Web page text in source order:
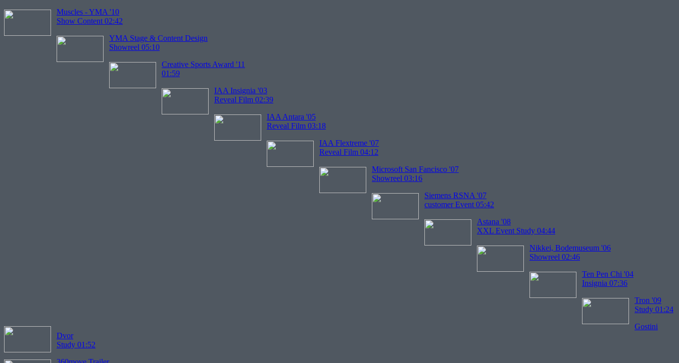
Muscles - YMA '10
Show Content 02:42
YMA Stage & Content Design
Showreel 05:10
Creative Sports Award '11
01:59
IAA Insignia '03
Reveal Film 02:39
IAA Antara '05
Reveal Film 03:18
IAA Flextreme '07
Reveal Film 04:12
Microsoft San Fancisco '07
Showreel 03:16
Siemens RSNA '07
customer Event 05:42
Astana '08
XXL Event Study 04:44
Nikkei, Bodemuseum '06
Showreel 02:46
Ten Pen Chi '04
Insignia 07:36
Tron '09
Study 01:24
Gostini
Dvor
Study 01:52